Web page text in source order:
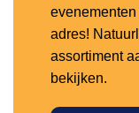
adres!
assortiment
bekijken.